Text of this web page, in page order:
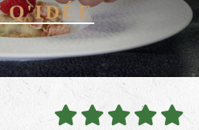
Q'IDÉE